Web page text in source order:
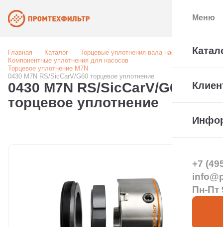
Главная Каталог
Торцевые уплотнения вала насоса
Компонентные уплотнения для насосов
Торцевое уплотнение M7N
0430 M7N RS/SicCarV/G60 торцевое уплотнение
0430 M7N RS/SicCarV/G60
торцевое уплотнение
Меню
+7
Пн-Пт